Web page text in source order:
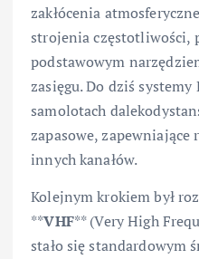
zakłócenia
strojenia częstotliwości,
podstawowym
zasięgu. Do dziś
samolotach
zapasowe,
innych kanałów.
Kolejnym krokiem był
**VHF** (Very High
stało się standardowym